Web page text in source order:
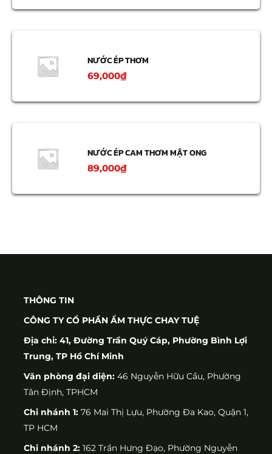
NƯỚC ÉP THƠM
69,000₫
NƯỚC ÉP CAM THƠM MẬT ONG
89,000₫
THÔNG TIN
CÔNG TY CỔ PHẦN ẨM THỰC CHAY TUỆ
Địa chỉ: 41, Đường Trần Quý Cáp, Phường Bình Lợi
Trung, TP Hồ Chí Minh
Văn phòng đại diện: 46 Nguyễn Hữu Cầu, Phường
Tân Định, TPHCM
Chi nhánh 1: 76 Mai Thị Lựu, Phường Đa Kao, Quận 1,
TP HCM
Chi nhánh 2: 162 Trần Hưng Đạo, Phường Nguyễn